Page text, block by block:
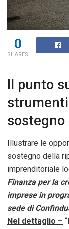
0
SHARES
Il punto
sostegno
Illustrare le
sostegno della
imprenditoriale
Finanza per la
imprese in
sede di
Nel dettaglio –